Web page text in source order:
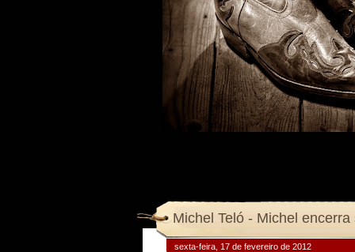
Michel Teló - Michel
sexta-feira, 17 de fevereiro de 2012